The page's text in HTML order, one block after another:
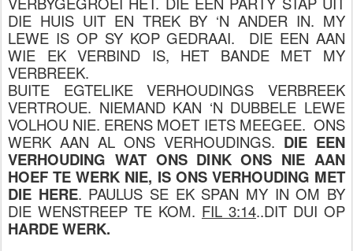
DIE HUIS UIT EN TREK BY ‘N ANDER IN. MY
LEWE IS OP SY KOP GEDRAAI. DIE EEN AAN
WIE EK VERBIND IS, HET BANDE MET MY
VERBREEK.
BUITE EGTELIKE VERHOUDINGS VERBREEK
VERTROUE. NIEMAND KAN ‘N DUBBELE LEWE
VOLHOU NIE. ERENS MOET IETS MEEGEE. ONS
WERK AAN AL ONS VERHOUDINGS. DIE EEN
VERHOUDING WAT ONS DINK ONS NIE AAN
HOEF TE WERK NIE, IS ONS VERHOUDING MET
DIE HERE. PAULUS SE EK SPAN MY IN OM BY
DIE WENSTREEP TE KOM. FIL 3:14..DIT DUI OP
HARDE WERK.